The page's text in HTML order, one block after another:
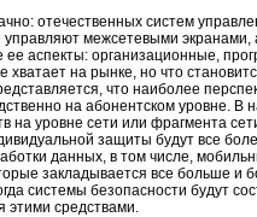
отечественных систем
межсетевыми экранами,
ее аспекты: организационные,
хватает на рынке, но что
что наиболее
на абонентском уровне. В
уровне сети или фрагмента
защиты будут все
данных, в том числе,
закладывается все больше и
системы безопасности будут
этими средствами.